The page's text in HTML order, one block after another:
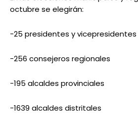
octubre se elegirán:
-25 presidentes y
-256 consejeros regionales
-195 alcaldes provinciales
-1639 alcaldes distritales